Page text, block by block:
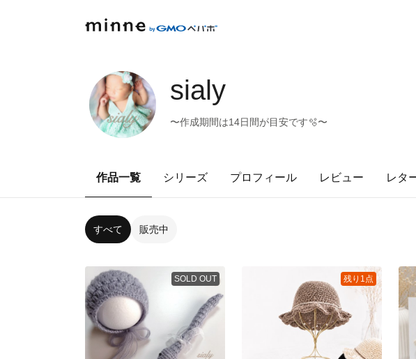
sialy
〜作成期間は14日間が目安です🫧〜
作品一覧 シリーズ プロフィール レビュー レタ
すべて 販売中
SOLD OUT 残り1点